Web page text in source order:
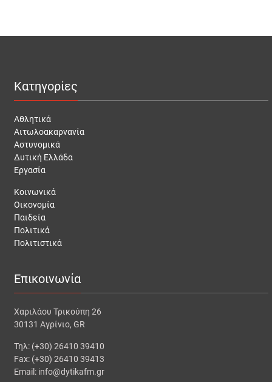
Κατηγορίες
Αθλητικά
Αιτωλοακαρνανία
Αστυνομικά
Δυτική Ελλάδα
Εργασία
Κοινωνικά
Οικονομία
Παιδεία
Πολιτικά
Πολιτιστικά
Επικοινωνία
Χαριλάου Τρικούπη 26
30131 Αγρίνιο, GR
Τηλ: (+30) 26410 39410
Fax: (+30) 26410 39413
Email: info@dytikafm.gr